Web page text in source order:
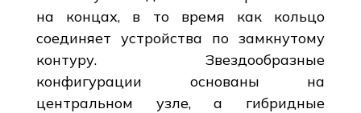
на концах, в то время как кольцо
соединяет устройства по замкнутому
контуру. Звездообразные
конфигурации основаны на
центральном узле, а гибридные